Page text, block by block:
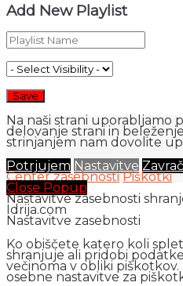
Add New Playlist
Na naši strani uporabljamo
delovanje strani in
strinjanjem nam dovolite
Potrjujem Nastavitve
Center zasebnosti Piškotki
Close Popup
Nastavitve zasebnosti
Idrija.com
Nastavitve zasebnosti
Ko obiščete katero koli
shranjuje ali pridobi
večinoma v obliki
osebne nastavitve za